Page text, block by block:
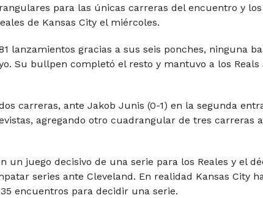
para las únicas carreras del encuentro y
de Kansas City el miércoles.
lanzamientos gracias a sus seis ponches, ninguna
Su bullpen completó el resto y mantuvo a los Reals
carreras, ante Jakob Junis (0-1) en la segunda
agregando otro cuadrangular de tres carreras
un juego decisivo de una serie para los Reales y el
series ante Cleveland. En realidad Kansas City
encuentros para decidir una serie.